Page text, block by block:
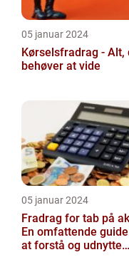
05 januar 2024
Kørselsfradrag - Alt,
behøver at vide
05 januar 2024
Fradrag for tab på
En omfattende
at forstå og udnytte